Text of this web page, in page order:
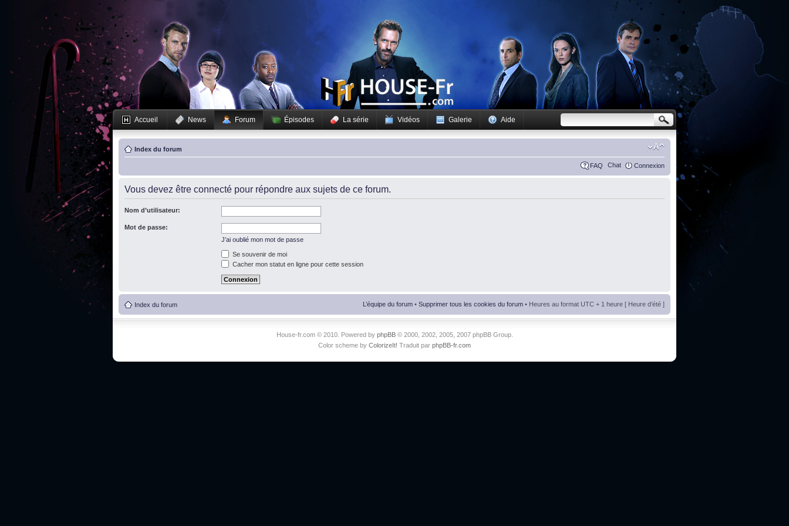
Accueil News Forum Épisodes La série Vidéos Galerie Aide
Index du forum
FAQ Chat Connexion
Vous devez être connecté pour répondre aux sujets de ce forum.
Nom d’utilisateur:
Mot de passe:
J’ai oublié mon mot de passe
Se souvenir de moi
Cacher mon statut en ligne pour cette session
Index du forum L’équipe du forum • Supprimer tous les cookies du forum • Heures au format UTC + 1 heure [ Heure d’été ]
House-fr.com © 2010. Powered by phpBB© 2000, 2002, 2005, 2007 phpBB Group.
Color scheme by ColorizeIt! Traduit par phpBB-fr.com